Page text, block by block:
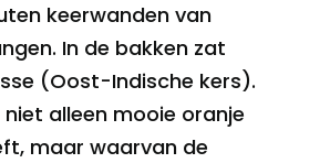
keerwanden van
In de bakken zat
(Oost-Indische kers).
niet alleen mooie oranje
maar waarvan de